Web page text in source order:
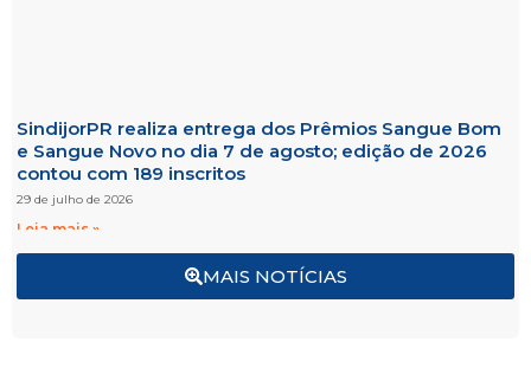
MAIS NOTÍCIAS
SindijorPR realiza entrega dos Prêmios Sangue Bom
e Sangue Novo no dia 7 de agosto; edição de 2026
contou com 189 inscritos
29 de julho de 2026
Leia mais »